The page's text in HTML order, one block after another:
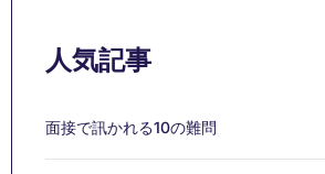
人気記事
面接で訊かれる10の難問